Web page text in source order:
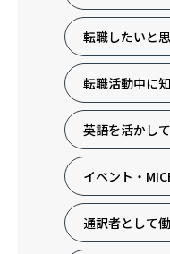
転職したいと
転職活動中に
英語を活かし
イベント・
通訳者として